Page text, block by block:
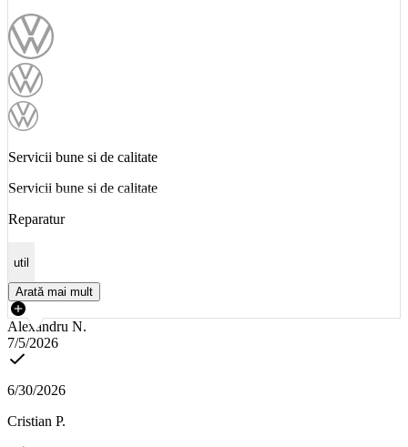
Servicii bune si de calitate
Servicii bune si de calitate
Reparatur
util
Arată mai mult
Alexandru N.
7/5/2026
6/30/2026
Cristian P.